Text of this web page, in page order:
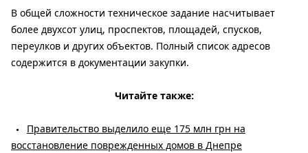
В общей сложности техническое задание насчитывает
более двухсот улиц, проспектов, площадей, спусков,
переулков и других объектов. Полный список адресов
содержится в документации закупки.
Читайте также:
Правительство выделило еще 175 млн грн на
восстановление поврежденных домов в Днепре